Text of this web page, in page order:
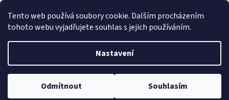
Tento web používá soubory cookie. Dalším procházením
tohoto webu vyjadřujete souhlas s jejich používáním.
Nastavení
Odmítnout Souhlasím
Vytvořil Shoptet
Copyright 2026Esence lásky . Všechna práva vyhrazena.